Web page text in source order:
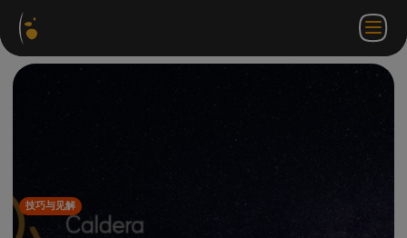
ZH
技巧与见解